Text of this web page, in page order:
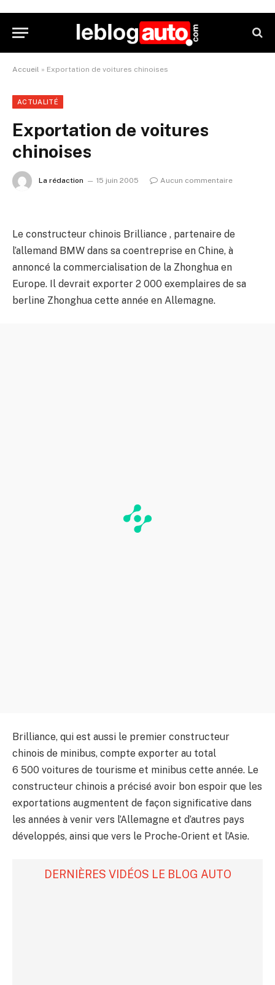
Accueil » Exportation de voitures chinoises
ACTUALITÉ
Exportation de voitures
chinoises
La rédaction 15 juin 2005 Aucun commentaire
Le constructeur chinois Brilliance , partenaire de
l’allemand BMW dans sa coentreprise en Chine, à
annoncé la commercialisation de la Zhonghua en
Europe. Il devrait exporter 2 000 exemplaires de sa
berline Zhonghua cette année en Allemagne.
Brilliance, qui est aussi le premier constructeur
chinois de minibus, compte exporter au total
6 500 voitures de tourisme et minibus cette année. Le
constructeur chinois a précisé avoir bon espoir que les
exportations augmentent de façon significative dans
les années à venir vers l’Allemagne et d’autres pays
développés, ainsi que vers le Proche-Orient et l’Asie.
DERNIÈRES VIDÉOS LE BLOG AUTO